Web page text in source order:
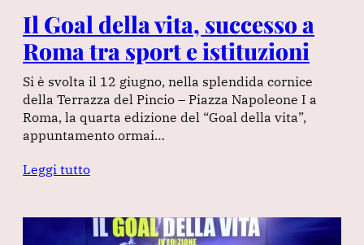
Il Goal della vita, successo a
Roma tra sport e istituzioni
Si è svolta il 12 giugno, nella splendida cornice
della Terrazza del Pincio – Piazza Napoleone I a
Roma, la quarta edizione del “Goal della vita”,
appuntamento ormai…
Leggi tutto